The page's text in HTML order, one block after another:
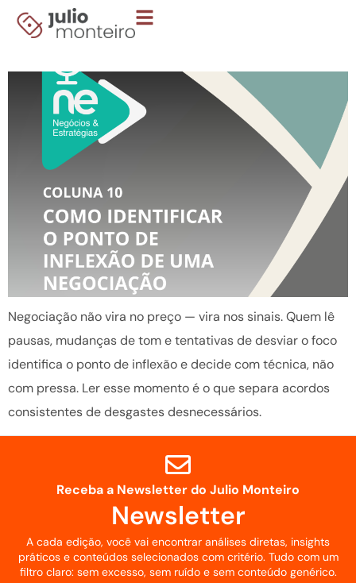
Boletim 10 – Como identificar o ponto de
inflexão de uma negociação
Negociação não vira no preço — vira nos sinais. Quem lê
pausas, mudanças de tom e tentativas de desviar o foco
identifica o ponto de inflexão e decide com técnica, não
com pressa. Ler esse momento é o que separa acordos
consistentes de desgastes desnecessários.
Receba a Newsletter do Julio Monteiro
Newsletter
A cada edição, você vai encontrar análises diretas, insights
práticos e conteúdos selecionados com critério. Tudo com um
filtro claro: sem excesso, sem ruído e sem conteúdo genérico.